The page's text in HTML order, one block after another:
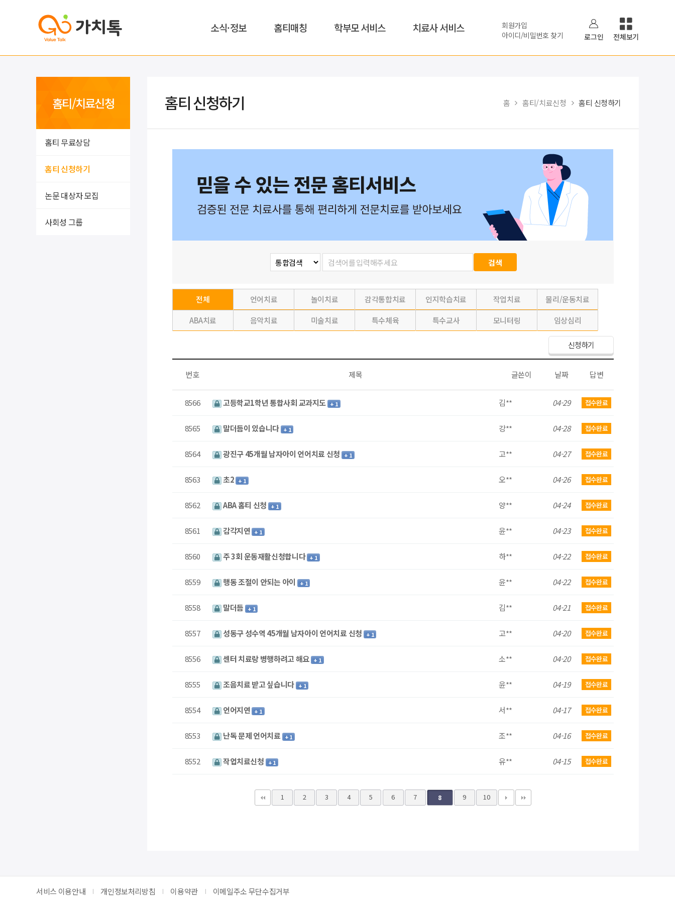
소식·정보 홈티매칭 학부모 서비스 치료사 서비스
회원가입
아이디/비밀번호 찾기
로그인 전체보기
홈티/치료신청
홈티 무료상담
홈티 신청하기
논문 대상자 모집
사회성 그룹
홈티 신청하기 홈 홈티/치료신청 홈티 신청하기
전체 언어치료 놀이치료 감각통합치료 인지학습치료 작업치료
물리/운동치료
ABA치료
음악치료 미술치료 특수체육 특수교사 모니터링 임상심리
신청하기
번호 제목 글쓴이 날짜 답변
8566 고등학교1학년 통합사회 교과지도 + 1 김** 04-29 접수완료
8565 말더듬이 있습니다 + 1 강** 04-28 접수완료
8564 광진구 45개월 남자아이 언어치료 신청 + 1 고** 04-27 접수완료
8563 초2 + 1 오** 04-26 접수완료
8562 ABA 홈티 신청 + 1 양** 04-24 접수완료
8561 감각지연 + 1 윤** 04-23 접수완료
8560 주 3회 운동재활신청합니다 + 1 하** 04-22 접수완료
8559 행동 조절이 안되는 아이 + 1 윤** 04-22 접수완료
8558 말더듬 + 1 김** 04-21 접수완료
8557 성동구 성수역 45개월 남자아이 언어치료 신청 + 1 고** 04-20 접수완료
8556 센터 치료랑 병행하려고 해요 + 1 소** 04-20 접수완료
8555 조음치료 받고 싶습니다 + 1 윤** 04-19 접수완료
8554 언어지연 + 1 서** 04-17 접수완료
8553 난독 문제 언어치료 + 1 조** 04-16 접수완료
8552 작업치료신청 + 1 유** 04-15 접수완료
1 2 3 4 5 6 7 8 9 10
다음
서비스 이용안내 개인정보처리방침 이용약관 이메일주소 무단수집거부